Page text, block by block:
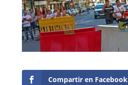
Compartir en Facebook